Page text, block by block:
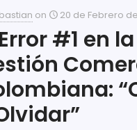
on 20 de Febrero
#1 en la